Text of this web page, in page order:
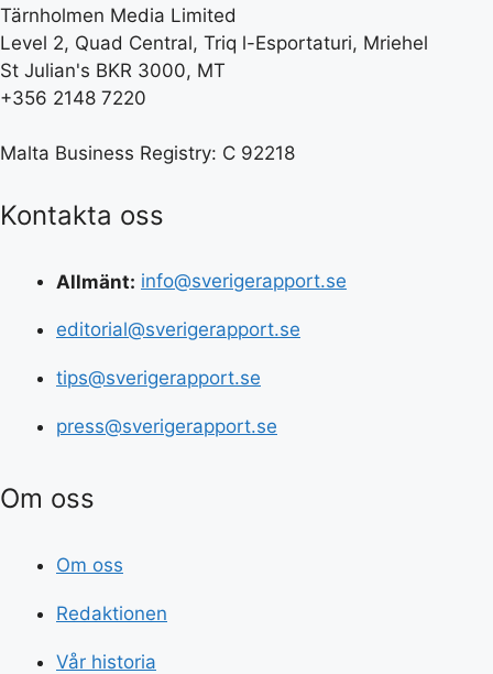
Tärnholmen Media Limited
Level 2, Quad Central, Triq l-Esportaturi, Mriehel
St Julian's BKR 3000, MT
+356 2148 7220
Malta Business Registry: C 92218
Kontakta oss
Allmänt: info@sverigerapport.se
editorial@sverigerapport.se
tips@sverigerapport.se
press@sverigerapport.se
Om oss
Om oss
Redaktionen
Vår historia